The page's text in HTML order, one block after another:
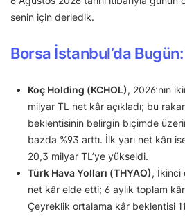
senin için derledik.
Borsa İstanbul’da
Koç Holding (KCHOL), 2026’nın
milyar TL net kâr açıkladı; bu
beklentisinin belirgin biçimde
bazda %93 arttı. İlk yarı net kârı
20,3 milyar TL’ye yükseldi.
Türk Hava Yolları (THYAO), İkinci
net kâr elde etti; 6 aylık toplam
Çeyreklik ortalama kâr beklentisi